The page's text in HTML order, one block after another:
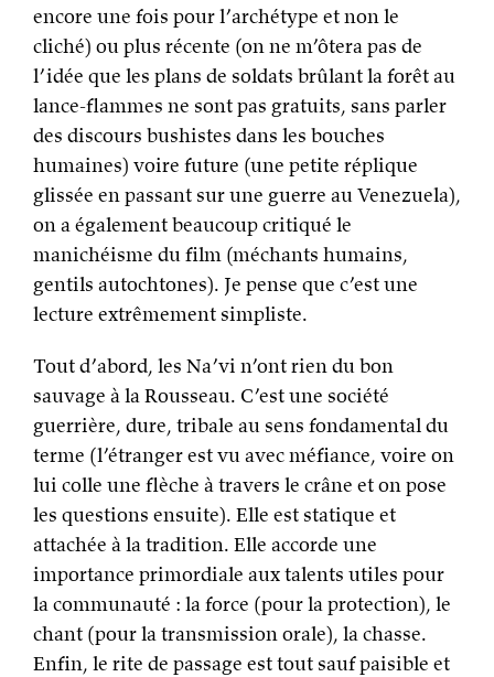
encore une fois pour l’archétype et non le
cliché) ou plus récente (on ne m’ôtera pas de
l’idée que les plans de soldats brûlant la forêt au
lance-flammes ne sont pas gratuits, sans parler
des discours bushistes dans les bouches
humaines) voire future (une petite réplique
glissée en passant sur une guerre au Venezuela),
on a également beaucoup critiqué le
manichéisme du film (méchants humains,
gentils autochtones). Je pense que c’est une
lecture extrêmement simpliste.
Tout d’abord, les Na’vi n’ont rien du bon
sauvage à la Rousseau. C’est une société
guerrière, dure, tribale au sens fondamental du
terme (l’étranger est vu avec méfiance, voire on
lui colle une flèche à travers le crâne et on pose
les questions ensuite). Elle est statique et
attachée à la tradition. Elle accorde une
importance primordiale aux talents utiles pour
la communauté : la force (pour la protection), le
chant (pour la transmission orale), la chasse.
Enfin, le rite de passage est tout sauf paisible et